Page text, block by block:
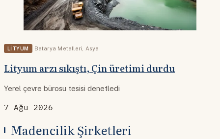
LITYUM Batarya Metalleri Asya
Lityum arzı sıkıştı, Çin üretimi durdu
Yerel çevre bürosu tesisi denetledi
7 Ağu 2026
Madencilik Şirketleri